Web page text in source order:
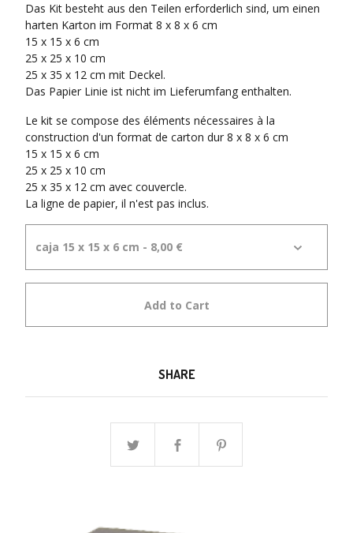
Das Kit besteht aus den Teilen erforderlich sind, um einen
harten Karton im Format 8 x 8 x 6 cm
15 x 15 x 6 cm
25 x 25 x 10 cm
25 x 35 x 12 cm mit Deckel.
Das Papier Linie ist nicht im Lieferumfang enthalten.
Le kit se compose des éléments nécessaires à la
construction d'un format de carton dur 8 x 8 x 6 cm
15 x 15 x 6 cm
25 x 25 x 10 cm
25 x 35 x 12 cm avec couvercle.
La ligne de papier, il n'est pas inclus.
Add to Cart
SHARE